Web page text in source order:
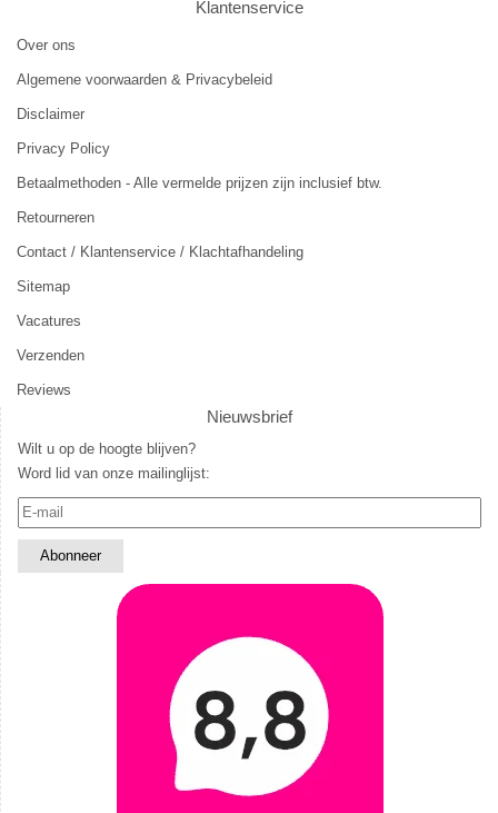
Klantenservice
Over ons
Algemene voorwaarden & Privacybeleid
Disclaimer
Privacy Policy
Betaalmethoden - Alle vermelde prijzen zijn inclusief btw.
Retourneren
Contact / Klantenservice / Klachtafhandeling
Sitemap
Vacatures
Verzenden
Reviews
Nieuwsbrief
Wilt u op de hoogte blijven?
Word lid van onze mailinglijst: